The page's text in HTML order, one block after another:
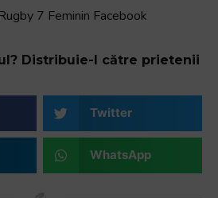
7 Feminin Facebook
Distribuie-l către prietenii
Twitter
WhatsApp